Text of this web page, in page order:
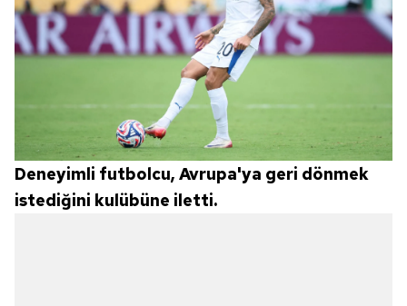
kullanılmaktadır. Bu çerezler vasıtasıyla çeşitli kişisel
verileriniz işlenmekte olup gerekli olan çerezler bilgi
toplumu hizmetlerinin sunulması amacıyla
kullanılmaktadır. Diğer çerezler, sitemizin daha işlevsel
kılınması ve kişiselleştirilmesi ve sizlere yönelik
reklam/pazarlama faaliyetlerinin yapılması, amaçlarıyla
sınırlı olarak açık rızanız dahilinde kullanılacaktır.
Çerezlere ilişkin tercihlerinizi aşağıda yer alan panel
Deneyimli futbolcu, Avrupa'ya geri dönmek
istediğini kulübüne iletti.